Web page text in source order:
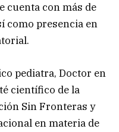
cuenta con más de
como presencia en
pediatra, Doctor en
científico de la
Sin Fronteras y
en materia de